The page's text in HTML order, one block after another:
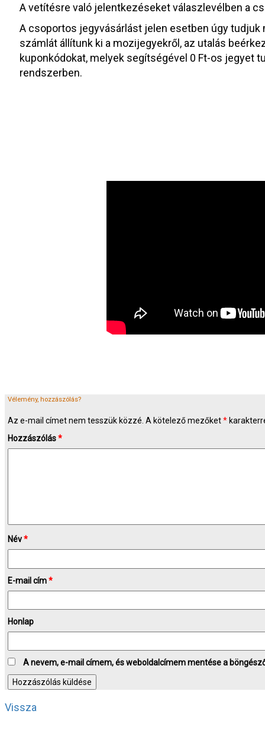
A vetítésre való jelentkezéseket válaszlevélben a
A csoportos jegyvásárlást jelen esetben úgy tudjuk
számlát állítunk ki a mozijegyekről, az utalás
kuponkódokat, melyek segítségével 0 Ft-os jegyet
rendszerben.
Vélemény, hozzászólás?
Az e-mail címet nem tesszük közzé. A kötelező mezőket*
Hozzászólás*
Név*
E-mail cím*
Honlap
A nevem, e-mail címem, és weboldalcímem mentése a
Vissza